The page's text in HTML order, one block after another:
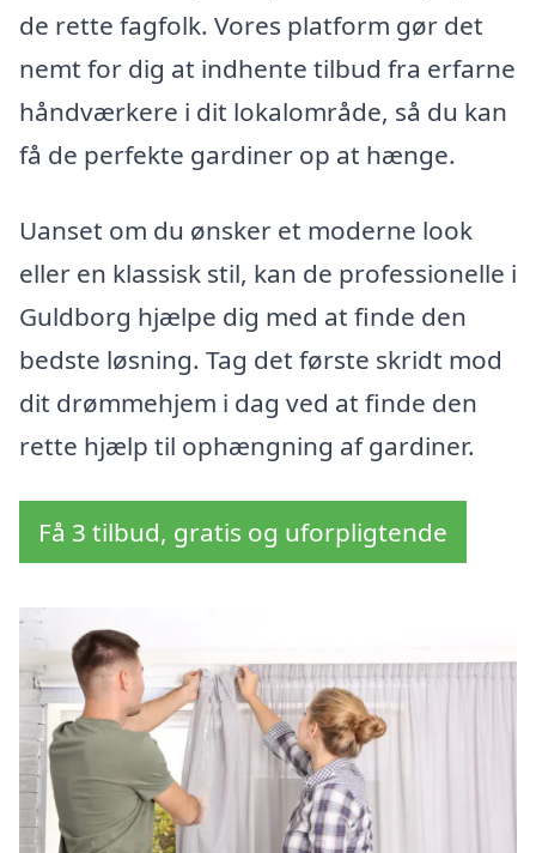
de rette fagfolk. Vores platform gør det
nemt for dig at indhente tilbud fra erfarne
håndværkere i dit lokalområde, så du kan
få de perfekte gardiner op at hænge.
Uanset om du ønsker et moderne look
eller en klassisk stil, kan de professionelle i
Guldborg hjælpe dig med at finde den
bedste løsning. Tag det første skridt mod
dit drømmehjem i dag ved at finde den
rette hjælp til ophængning af gardiner.
Få 3 tilbud, gratis og uforpligtende